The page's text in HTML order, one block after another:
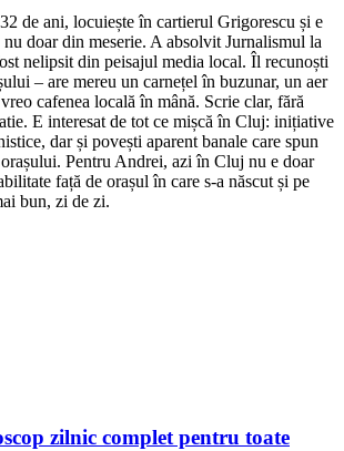
de ani, locuiește în cartierul Grigorescu și e
doar din meserie. A absolvit Jurnalismul la
nelipsit din peisajul media local. Îl recunoști
– are mereu un carnețel în buzunar, un aer
cafenea locală în mână. Scrie clar, fără
E interesat de tot ce mișcă în Cluj: inițiative
dar și povești aparent banale care spun
Pentru Andrei, azi în Cluj nu e doar
față de orașul în care s-a născut și pe
bun, zi de zi.
zilnic complet pentru toate